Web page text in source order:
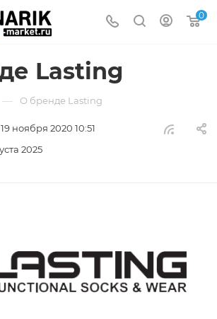
0
Lasting
— О бренде Lasting
ноября 2020 10:51
2025